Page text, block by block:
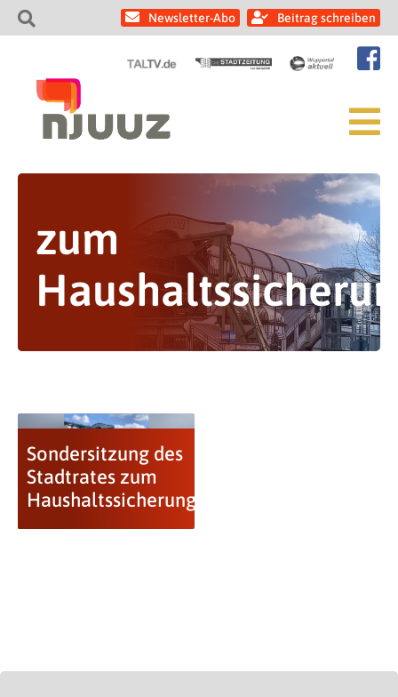
Newsletter-Abo Beitrag schreiben
zum
Sondersitzung des
Stadtrates zum
Haushaltssicherungskonzept